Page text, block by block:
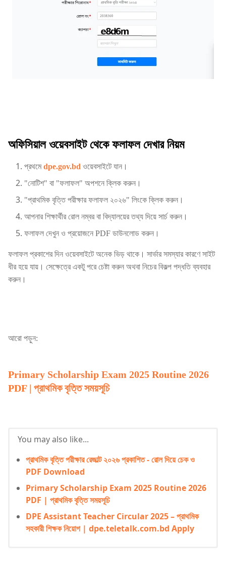
অফিসিয়াল ওয়েবসাইট থেকে ফলাফল দেখার নিয়ম
প্রথমেdpe.gov.bd ওয়েবসাইটে যান।
"নোটিশ" বা "ফলাফল" অপশনে ক্লিক করুন।
"প্রাথমিক বৃত্তি পরীক্ষার ফলাফল ২০২৬" লিংকে ক্লিক করুন।
আপনার শিক্ষার্থীর রোল নম্বর বা বিদ্যালয়ের তথ্য দিয়ে সার্চ করুন।
ফলাফল দেখুন ও প্রয়োজনে PDF ডাউনলোড করুন।
ফলাফল প্রকাশের দিন ওয়েবসাইটে অনেক ভিড় থাকে। সার্ভার সমস্যার কারণে সাইট
ধীর হয়ে যায়। সেক্ষেত্রে একটু পরে চেষ্টা করুন অথবা নিচের বিকল্প পদ্ধতি ব্যবহার
করুন।
আরো পড়ুন:
Primary Scholarship Exam 2025 Routine 2026
PDF | প্রাথমিক বৃত্তি সময়সূচি
You may also like...
প্রাথমিক বৃত্তি পরীক্ষার রেজাল্ট ২০২৬ প্রকাশিত - রোল দিয়ে চেক ও
PDF Download
Primary Scholarship Exam 2025 Routine 2026
PDF | প্রাথমিক বৃত্তি সময়সূচি
DPE Assistant Teacher Circular 2025 – প্রাথমিক
সহকারী শিক্ষক নিয়োগ | dpe.teletalk.com.bd Apply